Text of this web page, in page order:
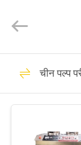
उत्पादों
Copyright
2025
Bonnin
Technology
All
पल्प
चीन पल्प